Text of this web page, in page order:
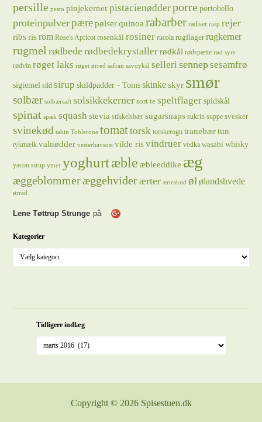
persille pesto pinjekerner pistacienødderporre portobello
proteinpulverpære pølser quinoa rabarber radiser rasp rejer
ribs risrom Rose's Apricot rosenkål rosiner rucola rugflager rugkerner
rugmel rødbederødbedekrystallerrødkål rødspætte rød syre
rødvin røget laks røget ørred safran savoykål sellerisennepsesamfrø
sigtemel sild sirup skildpadder - Toms skinke skyr smør
solbær solbærsaft solsikkekerner sort te speltflager spidskål
spinat spæk squash stevia stikkelsbær sugarsnaps sukrin suppe svesker
svinekød tahin Toblerone tomattorsk torskerogn tranebærtun
tykmælk valnødder vesterhavsost vilde ris vindruer vodka wasabi whisky
yacon sirup ymer yoghurtæble æbleeddike æg
æggeblommeræggehviderærter ærteskud øl ølandshvede
ørred
Lene Tøttrup Strunge på
Kategorier
Tidligere indlæg
Copyright © 2026 Spisestuen.dk